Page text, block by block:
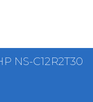
NS-C12R2T30